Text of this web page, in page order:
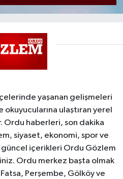
yaşanan gelişmeleri
okuyucularına ulaştıran yerel
Ordu haberleri, son dakika
siyaset, ekonomi, spor ve
içerikleri Ordu Gözlem
Ordu merkez başta olmak
Perşembe, Gölköy ve